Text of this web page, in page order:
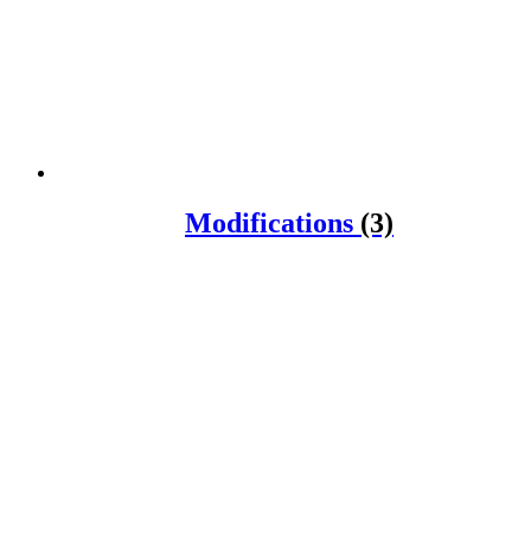
Modifications (3)